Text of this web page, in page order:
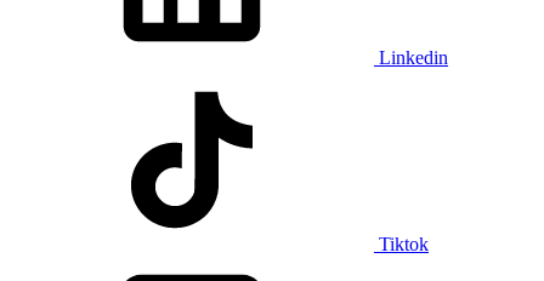
Linkedin
Tiktok